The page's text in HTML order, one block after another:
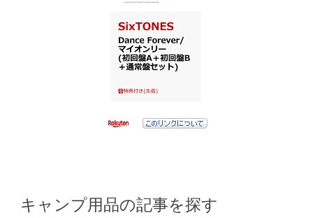
キャンプ用品の記事を探す